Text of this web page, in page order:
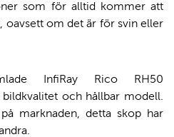
som för alltid kommer att
oavsett om det är för svin eller
InfiRay Rico RH50
och hållbar modell.
marknaden, detta skop har